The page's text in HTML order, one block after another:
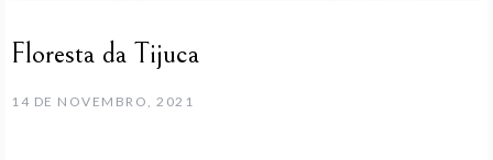
Floresta da Tijuca
14 DE NOVEMBRO, 2021